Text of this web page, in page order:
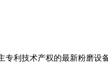
利技术产权的最新粉磨